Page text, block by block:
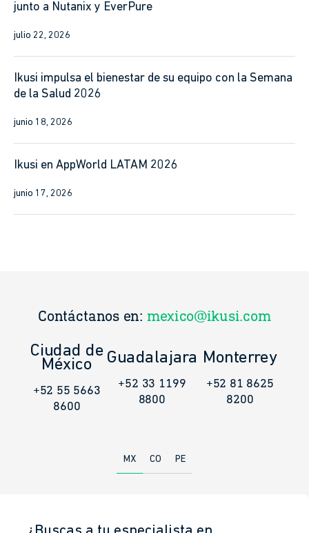
junto a Nutanix y EverPure
julio 22, 2026
Ikusi impulsa el bienestar de su equipo con la Semana
de la Salud 2026
junio 18, 2026
Ikusi en AppWorld LATAM 2026
junio 17, 2026
Contáctanos en: mexico@ikusi.com
Ciudad de
México
+52 55 5663
8600
Guadalajara
+52 33 1199
8800
Monterrey
+52 81 8625
8200
MX CO PE